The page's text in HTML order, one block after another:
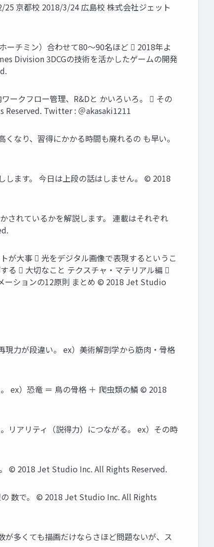
京都校 2018/3/24 広島校 株式会社ジェット
ーチミン）合わせて80～90名ほど  2018年よ
Division 3DCGの技術を活かしたゲームの開発
ークフロー管理、R&Dと かいろいろ。  その
Reserved. Twitter : ＠akasaki1211
なり、習得にかかる時間も廃れるの も早い。
ます。 今日は上段の話はしません。 © 2018
されているかを解説します。 連載はそれぞれ
が大事  光をデジタル画像で表現するというこ
る  大切なこと テクスチャ・マテリアル編 
ーションの12原則 まとめ © 2018 Jet Studio
力が段違い。 ex）美術解剖学から筋肉・骨格
ex）恐竜 ＝ 鳥の骨格 ＋ 爬虫類の鱗 © 2018
リアリティ（説得力）につながる。 ex）その時
© 2018 Jet Studio Inc. All Rights Reserved.
数で。 © 2018 Jet Studio Inc. All Rights
多くても描画だけならさほど問題ないが、ス